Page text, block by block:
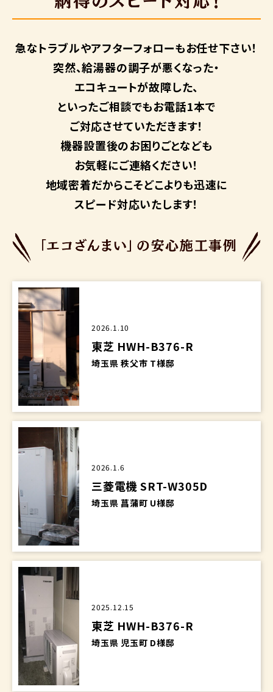
急なトラブルやアフターフォローもお任せ下さい！
突然、給湯器の調子が悪くなった・
エコキュートが故障した、
といったご相談でもお電話1本で
ご対応させていただきます！
機器設置後のお困りごとなども
お気軽にご連絡ください！
地域密着だからこそどこよりも迅速に
スピード対応いたします！
2026.1.10
東芝 HWH-B376-R
埼玉県 秩父市 T様邸
2026.1.6
三菱電機 SRT-W305D
埼玉県 菖蒲町 U様邸
2025.12.15
東芝 HWH-B376-R
埼玉県 児玉町 D様邸